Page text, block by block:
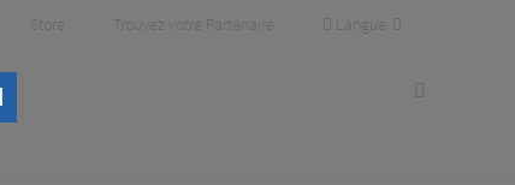
Store Trouvez votre Partenaire Langue